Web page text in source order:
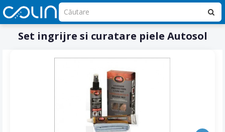
Set ingrijre si curatare piele Autosol